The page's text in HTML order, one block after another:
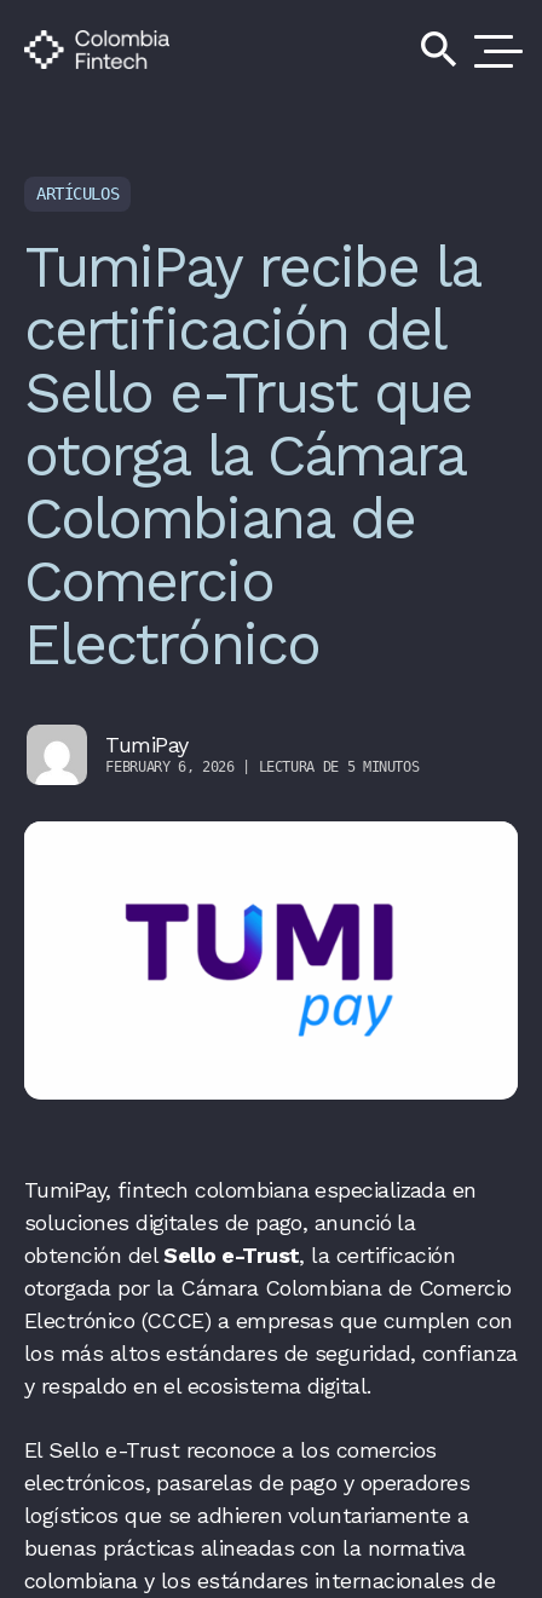
search
ARTÍCULOS
TumiPay recibe la
certificación del
Sello e-Trust que
otorga la Cámara
Colombiana de
Comercio
Electrónico
TumiPay
FEBRUARY 6, 2026 | LECTURA DE 5 MINUTOS
TumiPay, fintech colombiana especializada en
soluciones digitales de pago, anunció la
obtención delSello e-Trust, la certificación
otorgada por la Cámara Colombiana de Comercio
Electrónico (CCCE) a empresas que cumplen con
los más altos estándares de seguridad, confianza
y respaldo en el ecosistema digital.
El Sello e-Trust reconoce a los comercios
electrónicos, pasarelas de pago y operadores
logísticos que se adhieren voluntariamente a
buenas prácticas alineadas con la normativa
colombiana y los estándares internacionales de